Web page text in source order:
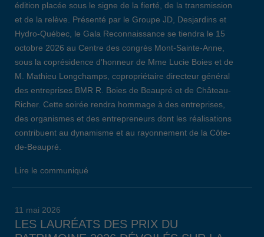
édition placée sous le signe de la fierté, de la transmission
et de la relève. Présenté par le Groupe JD, Desjardins et
Hydro-Québec, le Gala Reconnaissance se tiendra le 15
octobre 2026 au Centre des congrès Mont-Sainte-Anne,
sous la coprésidence d’honneur de Mme Lucie Boies et de
M. Mathieu Longchamps, copropriétaire directeur général
des entreprises BMR R. Boies de Beaupré et de Château-
Richer. Cette soirée rendra hommage à des entreprises,
des organismes et des entrepreneurs dont les réalisations
contribuent au dynamisme et au rayonnement de la Côte-
de-Beaupré.
Lire le communiqué
11 mai 2026
LES LAURÉATS DES PRIX DU